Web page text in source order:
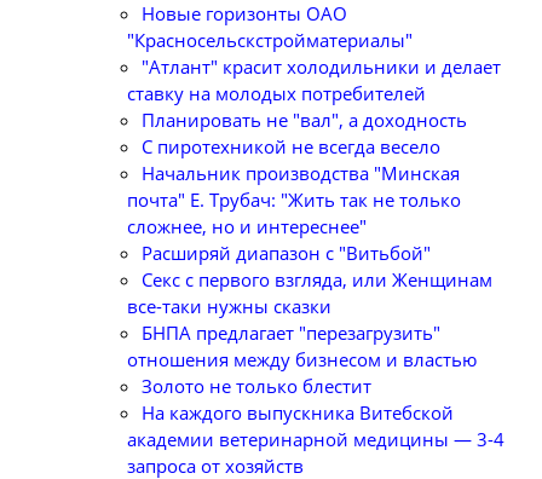
Новые горизонты ОАО
"Красносельскстройматериалы"
"Атлант" красит холодильники и делает
ставку на молодых потребителей
Планировать не "вал", а доходность
С пиротехникой не всегда весело
Начальник производства "Минская
почта" Е. Трубач: "Жить так не только
сложнее, но и интереснее"
Расширяй диапазон с "Витьбой"
Секс с первого взгляда, или Женщинам
все-таки нужны сказки
БНПА предлагает "перезагрузить"
отношения между бизнесом и властью
Золото не только блестит
На каждого выпускника Витебской
академии ветеринарной медицины — 3-4
запроса от хозяйств